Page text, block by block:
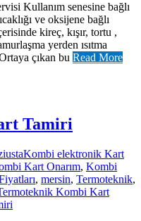
Kullanım senesine bağlı
ve oksijene bağlı
kireç, kışır, tortu ,
yerden ısıtma
çıkan bu Read More
Tamiri
Kombi elektronik Kart
Kart Onarım, Kombi
, mersin, Termoteknik,
Kombi Kart